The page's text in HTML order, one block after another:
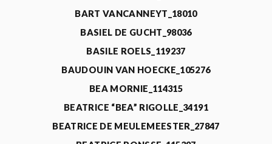
BART VANCANNEYT_18010
BASIEL DE GUCHT_98036
BASILE ROELS_119237
BAUDOUIN VAN HOECKE_105276
BEA MORNIE_114315
BEATRICE “BEA” RIGOLLE_34191
BEATRICE DE MEULEMEESTER_27847